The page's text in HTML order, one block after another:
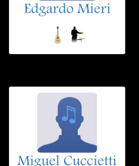
Edgardo Mieri
Miguel Cuccietti